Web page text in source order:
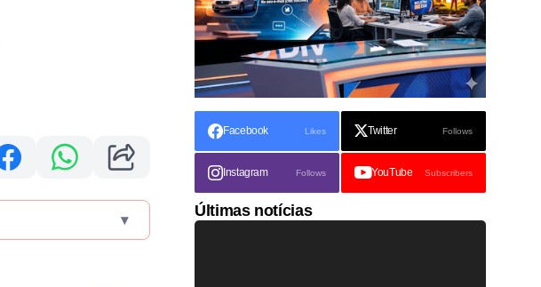
▾
Facebook Likes Twitter Follows
Instagram Follows YouTube Subscribers
Últimas notícias